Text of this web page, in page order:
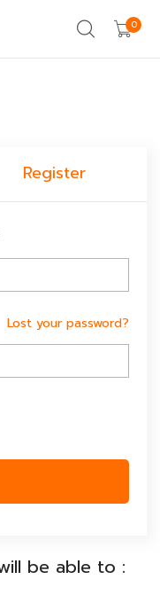
0
be able to :
Register
Lost your password?